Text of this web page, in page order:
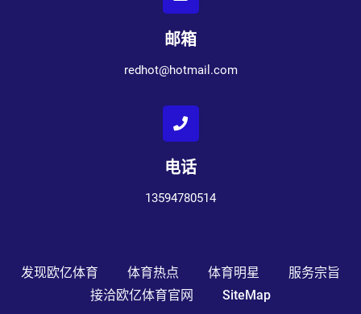
邮箱
redhot@hotmail.com
电话
13594780514
发现欧亿体育 体育热点 体育明星
服务宗旨
接洽欧亿体育官网
SiteMap